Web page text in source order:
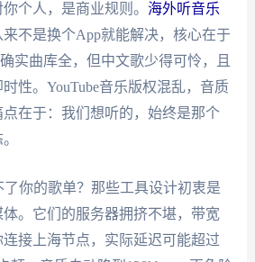
个人，是商业规则。 海外听音乐
不是换个App就能解决，核心在于
实曲库全，但中文歌少得可怜，且
性。YouTube音乐版权混乱，音质
在于：我们想听的，始终是那个
你的歌单？那些工具设计初衷是
。它们的服务器拥挤不堪，带宽
接上海节点，实际延迟可能超过